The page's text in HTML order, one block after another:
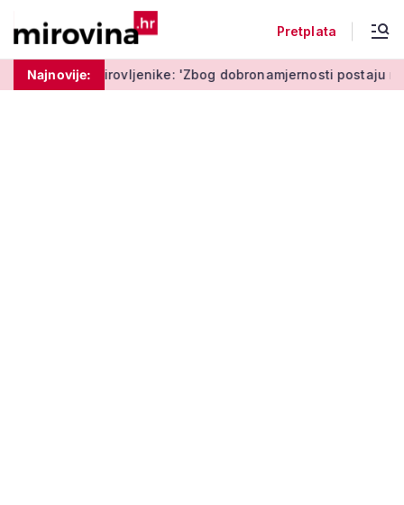
Pretplata
Najnovije:'Zbog dobronamjernosti postaju meta prijevare'